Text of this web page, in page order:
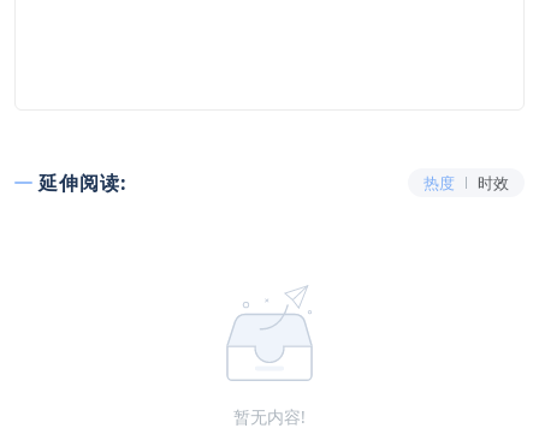
延伸阅读: 热度 时效
暂无内容!